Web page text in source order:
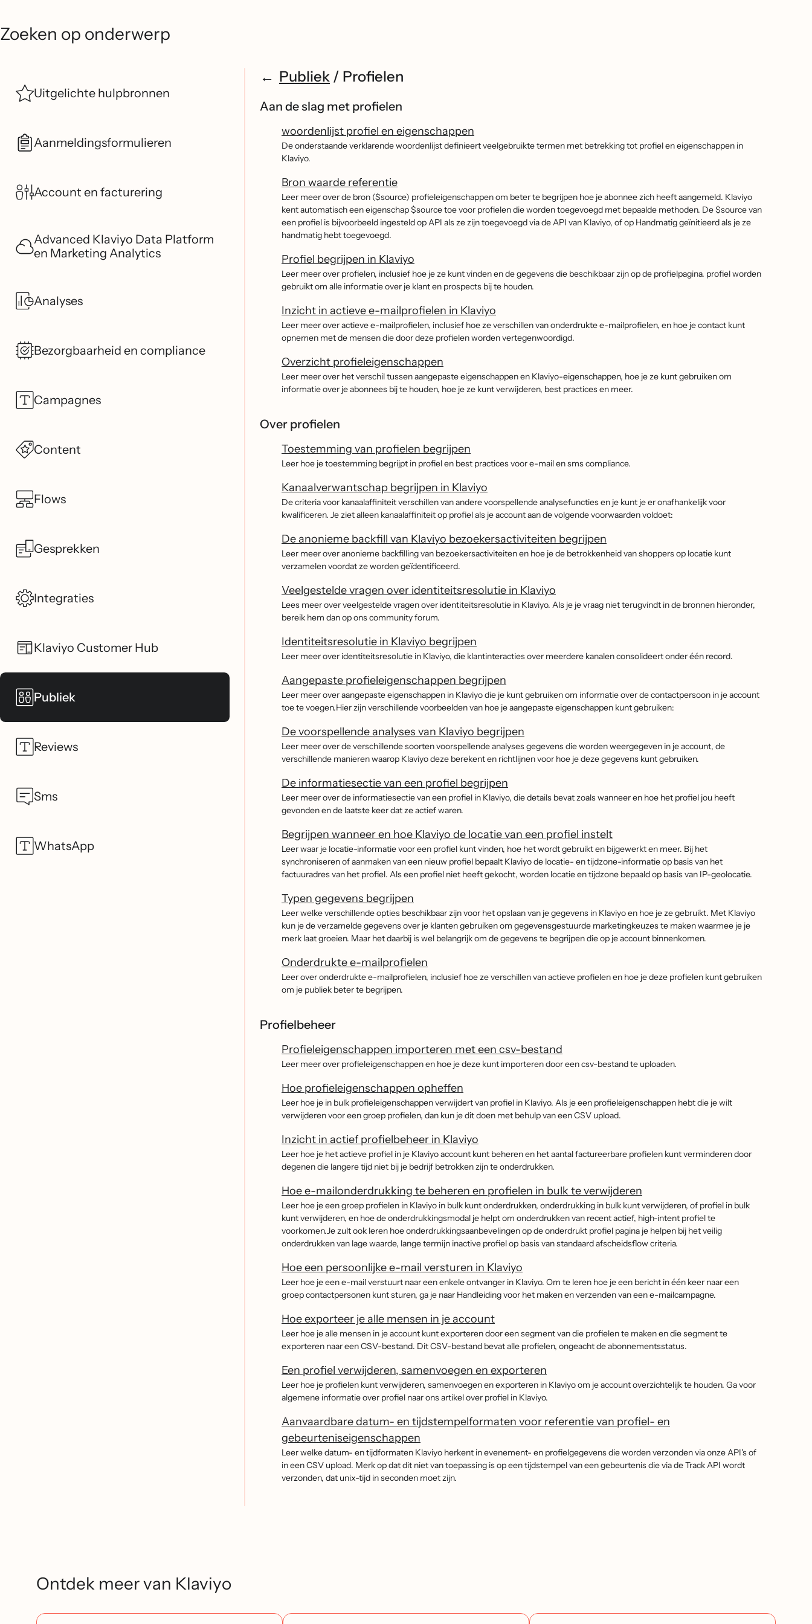
Zoeken op onderwerp
Uitgelichte hulpbronnen
Aanmeldingsformulieren
Account en facturering
Advanced Klaviyo Data Platform
en Marketing Analytics
Analyses
Bezorgbaarheid en compliance
Campagnes
Content
Flows
Gesprekken
Integraties
Klaviyo Customer Hub
Publiek
Reviews
Sms
WhatsApp
Publiek / Profielen
Aan de slag met profielen
woordenlijst profiel en eigenschappen
De onderstaande verklarende woordenlijst definieert veelgebruikte termen met betrekking tot profiel en eigenschappen in
Klaviyo.
Bron waarde referentie
Leer meer over de bron ($source) profieleigenschappen om beter te begrijpen hoe je abonnee zich heeft aangemeld. Klaviyo
kent automatisch een eigenschap $source toe voor profielen die worden toegevoegd met bepaalde methoden. De $source van
een profiel is bijvoorbeeld ingesteld op API als ze zijn toegevoegd via de API van Klaviyo, of op Handmatig geïnitieerd als je ze
handmatig hebt toegevoegd.
Profiel begrijpen in Klaviyo
Leer meer over profielen, inclusief hoe je ze kunt vinden en de gegevens die beschikbaar zijn op de profielpagina. profiel worden
gebruikt om alle informatie over je klant en prospects bij te houden.
Inzicht in actieve e-mailprofielen in Klaviyo
Leer meer over actieve e-mailprofielen, inclusief hoe ze verschillen van onderdrukte e-mailprofielen, en hoe je contact kunt
opnemen met de mensen die door deze profielen worden vertegenwoordigd.
Overzicht profieleigenschappen
Leer meer over het verschil tussen aangepaste eigenschappen en Klaviyo-eigenschappen, hoe je ze kunt gebruiken om
informatie over je abonnees bij te houden, hoe je ze kunt verwijderen, best practices en meer.
Over profielen
Toestemming van profielen begrijpen
Leer hoe je toestemming begrijpt in profiel en best practices voor e-mail en sms compliance.
Kanaalverwantschap begrijpen in Klaviyo
De criteria voor kanaalaffiniteit verschillen van andere voorspellende analysefuncties en je kunt je er onafhankelijk voor
kwalificeren. Je ziet alleen kanaalaffiniteit op profiel als je account aan de volgende voorwaarden voldoet:
De anonieme backfill van Klaviyo bezoekersactiviteiten begrijpen
Leer meer over anonieme backfilling van bezoekersactiviteiten en hoe je de betrokkenheid van shoppers op locatie kunt
verzamelen voordat ze worden geïdentificeerd.
Veelgestelde vragen over identiteitsresolutie in Klaviyo
Lees meer over veelgestelde vragen over identiteitsresolutie in Klaviyo. Als je je vraag niet terugvindt in de bronnen hieronder,
bereik hem dan op ons community forum.
Identiteitsresolutie in Klaviyo begrijpen
Leer meer over identiteitsresolutie in Klaviyo, die klantinteracties over meerdere kanalen consolideert onder één record.
Aangepaste profieleigenschappen begrijpen
Leer meer over aangepaste eigenschappen in Klaviyo die je kunt gebruiken om informatie over de contactpersoon in je account
toe te voegen.Hier zijn verschillende voorbeelden van hoe je aangepaste eigenschappen kunt gebruiken:
De voorspellende analyses van Klaviyo begrijpen
Leer meer over de verschillende soorten voorspellende analyses gegevens die worden weergegeven in je account, de
verschillende manieren waarop Klaviyo deze berekent en richtlijnen voor hoe je deze gegevens kunt gebruiken.
De informatiesectie van een profiel begrijpen
Leer meer over de informatiesectie van een profiel in Klaviyo, die details bevat zoals wanneer en hoe het profiel jou heeft
gevonden en de laatste keer dat ze actief waren.
Begrijpen wanneer en hoe Klaviyo de locatie van een profiel instelt
Leer waar je locatie-informatie voor een profiel kunt vinden, hoe het wordt gebruikt en bijgewerkt en meer. Bij het
synchroniseren of aanmaken van een nieuw profiel bepaalt Klaviyo de locatie- en tijdzone-informatie op basis van het
factuuradres van het profiel. Als een profiel niet heeft gekocht, worden locatie en tijdzone bepaald op basis van IP-geolocatie.
Typen gegevens begrijpen
Leer welke verschillende opties beschikbaar zijn voor het opslaan van je gegevens in Klaviyo en hoe je ze gebruikt. Met Klaviyo
kun je de verzamelde gegevens over je klanten gebruiken om gegevensgestuurde marketingkeuzes te maken waarmee je je
merk laat groeien. Maar het daarbij is wel belangrijk om de gegevens te begrijpen die op je account binnenkomen.
Onderdrukte e-mailprofielen
Leer over onderdrukte e-mailprofielen, inclusief hoe ze verschillen van actieve profielen en hoe je deze profielen kunt gebruiken
om je publiek beter te begrijpen.
Profielbeheer
Profieleigenschappen importeren met een csv-bestand
Leer meer over profieleigenschappen en hoe je deze kunt importeren door een csv-bestand te uploaden.
Hoe profieleigenschappen opheffen
Leer hoe je in bulk profieleigenschappen verwijdert van profiel in Klaviyo. Als je een profieleigenschappen hebt die je wilt
verwijderen voor een groep profielen, dan kun je dit doen met behulp van een CSV upload.
Inzicht in actief profielbeheer in Klaviyo
Leer hoe je het actieve profiel in je Klaviyo account kunt beheren en het aantal factureerbare profielen kunt verminderen door
degenen die langere tijd niet bij je bedrijf betrokken zijn te onderdrukken.
Hoe e-mailonderdrukking te beheren en profielen in bulk te verwijderen
Leer hoe je een groep profielen in Klaviyo in bulk kunt onderdrukken, onderdrukking in bulk kunt verwijderen, of profiel in bulk
kunt verwijderen, en hoe de onderdrukkingsmodal je helpt om onderdrukken van recent actief, high-intent profiel te
voorkomen.Je zult ook leren hoe onderdrukkingsaanbevelingen op de onderdrukt profiel pagina je helpen bij het veilig
onderdrukken van lage waarde, lange termijn inactive profiel op basis van standaard afscheidsflow criteria.
Hoe een persoonlijke e-mail versturen in Klaviyo
Leer hoe je een e-mail verstuurt naar een enkele ontvanger in Klaviyo. Om te leren hoe je een bericht in één keer naar een
groep contactpersonen kunt sturen, ga je naar Handleiding voor het maken en verzenden van een e-mailcampagne.
Hoe exporteer je alle mensen in je account
Leer hoe je alle mensen in je account kunt exporteren door een segment van die profielen te maken en die segment te
exporteren naar een CSV-bestand. Dit CSV-bestand bevat alle profielen, ongeacht de abonnementsstatus.
Een profiel verwijderen, samenvoegen en exporteren
Leer hoe je profielen kunt verwijderen, samenvoegen en exporteren in Klaviyo om je account overzichtelijk te houden. Ga voor
algemene informatie over profiel naar ons artikel over profiel in Klaviyo.
Aanvaardbare datum- en tijdstempelformaten voor referentie van profiel- en
gebeurteniseigenschappen
Leer welke datum- en tijdformaten Klaviyo herkent in evenement- en profielgegevens die worden verzonden via onze API's of
in een CSV upload. Merk op dat dit niet van toepassing is op een tijdstempel van een gebeurtenis die via de Track API wordt
verzonden, dat unix-tijd in seconden moet zijn.
Ontdek meer van Klaviyo